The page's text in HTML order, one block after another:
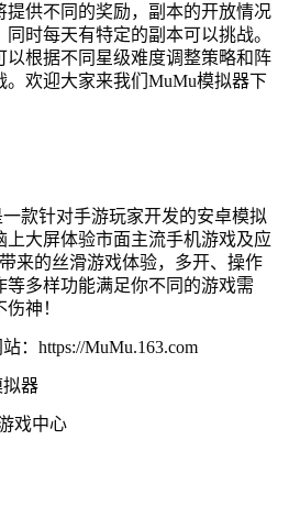
提供不同的奖励，副本的开放情况
时每天有特定的副本可以挑战。
以根据不同星级难度调整策略和阵
。欢迎大家来我们MuMu模拟器下
款针对手游玩家开发的安卓模拟
大屏体验市面主流手机游戏及应
来的丝滑游戏体验，多开、操作
等多样功能满足你不同的游戏需
神！
：https://MuMu.163.com
拟器
戏中心